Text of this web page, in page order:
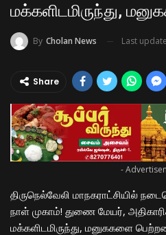
மக்களிடமிருந்து,
By Cholan News Last
Share
-
திருநெல்வேலி மாநகராட்சியில்
நாள் முகாம்! துணை மேயர்,
மக்களிடமிருந்து, மனுககளை